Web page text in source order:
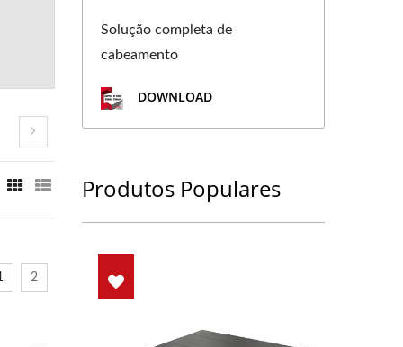
2
Solução completa de
cabeamento
DOWNLOAD
Produtos Populares